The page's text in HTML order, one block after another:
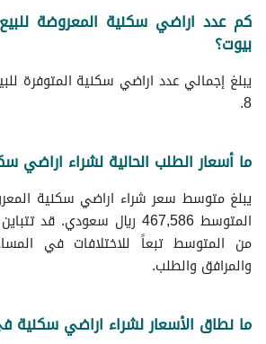
اراضي سكنية حي المنار
اراضي سكنية حي الصفاء
اراضي سكنية حي التراثي
اراضي سكنية حي القادسية
كم عدد اراضي سكنية المعروضة
بيوت؟
يبلغ إجمالي عدد اراضي سكنية المتوفرة
8.
ما أسعار الطلب الحالية لشراء اراضي
يبلغ متوسط سعر شراء اراضي سكنية
المتوسط 467,586 ريال سعودي.
من المتوسط تبعاً للاختلافات في
والمرافق والطلب.
ما نطاق الأسعار لشراء اراضي سكنية